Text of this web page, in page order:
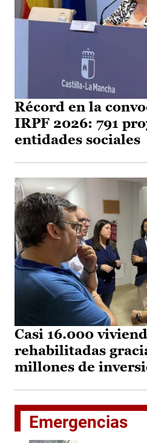
Récord en la
IRPF 2026: 791
entidades sociales
Casi 16.000
rehabilitadas
millones de
Emergencias